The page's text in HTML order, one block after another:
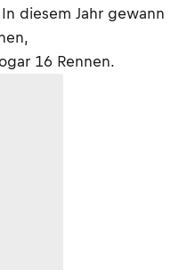
diesem Jahr gewann
16 Rennen.